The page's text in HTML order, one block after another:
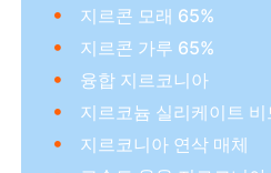
지르콘 모래 65%
지르콘 가루 65%
융합 지르코니아
지르코늄 실리케이트 비
지르코니아 연삭 매체